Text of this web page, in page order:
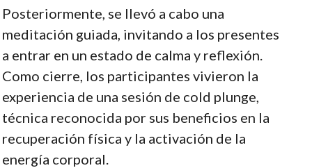
Posteriormente, se llevó a cabo una
meditación guiada, invitando a los presentes
a entrar en un estado de calma y reflexión.
Como cierre, los participantes vivieron la
experiencia de una sesión de cold plunge,
técnica reconocida por sus beneficios en la
recuperación física y la activación de la
energía corporal.